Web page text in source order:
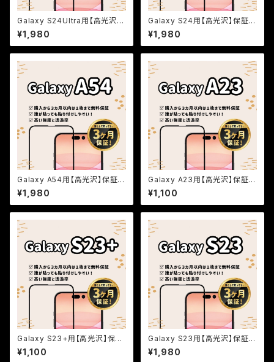
Galaxy S24Ultra用【高光沢】
保証付きガラスフィルム『鎧』全
面フルカバー
¥1,980
Galaxy S24用【高光沢】保証付
きガラスフィルム『鎧』全面フルカ
バー
¥1,980
Galaxy A54用【高光沢】保証付
きガラスフィルム『鎧』全面フルカ
バー
¥1,980
Galaxy A23用【高光沢】保証付
きガラスフィルム『鎧』全面フルカ
バー
¥1,100
Galaxy S23+用【高光沢】保証
付きガラスフィルム『鎧』全面フル
カバー
¥1,100
Galaxy S23用【高光沢】保証付
きガラスフィルム『鎧』全面フルカ
バー
¥1,980